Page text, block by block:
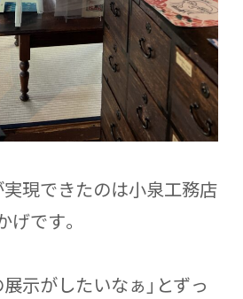
実現できたのは小泉工務店
です。
示がしたいなぁ」とずっ